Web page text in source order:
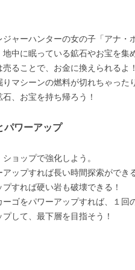
ーハンターの女の子「アナ・ホ
中に眠っている鉱石やお宝を集
ることで、お金に換えられるよ！
マシーンの燃料が切れちゃっ
、お宝を持ち帰ろう！
パワーアップ
ョップで強化しよう。
ップすれば長い時間探索ができ
すれば硬い岩も破壊できる！
ゴをパワーアップすれば、１回
して、最下層を目指そう！